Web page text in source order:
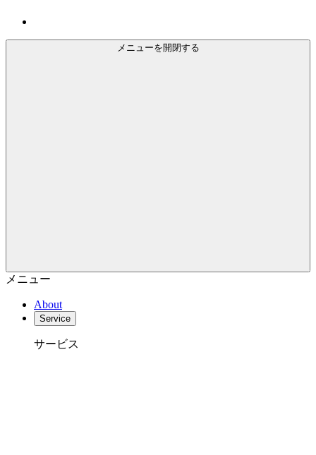
メニューを開閉する
メニュー
About
Service
サービス